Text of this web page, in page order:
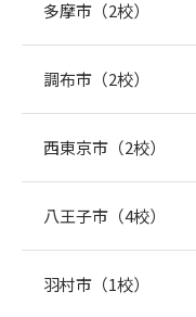
多摩市（2校）
調布市（2校）
西東京市（2校）
八王子市（4校）
羽村市（1校）